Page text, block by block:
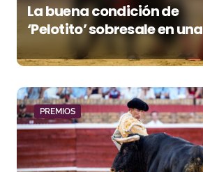
La buena condición de
‘Pelotito’ sobresale en una
noche gris en Las Ventas
PREMIOS